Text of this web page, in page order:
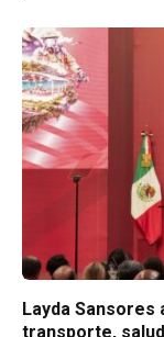
Layda Sansores
transporte,